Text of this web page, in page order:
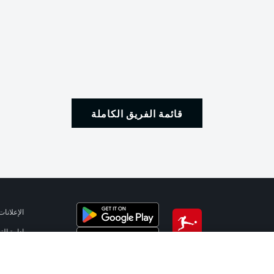
قائمة الفريق الكاملة
إدارة